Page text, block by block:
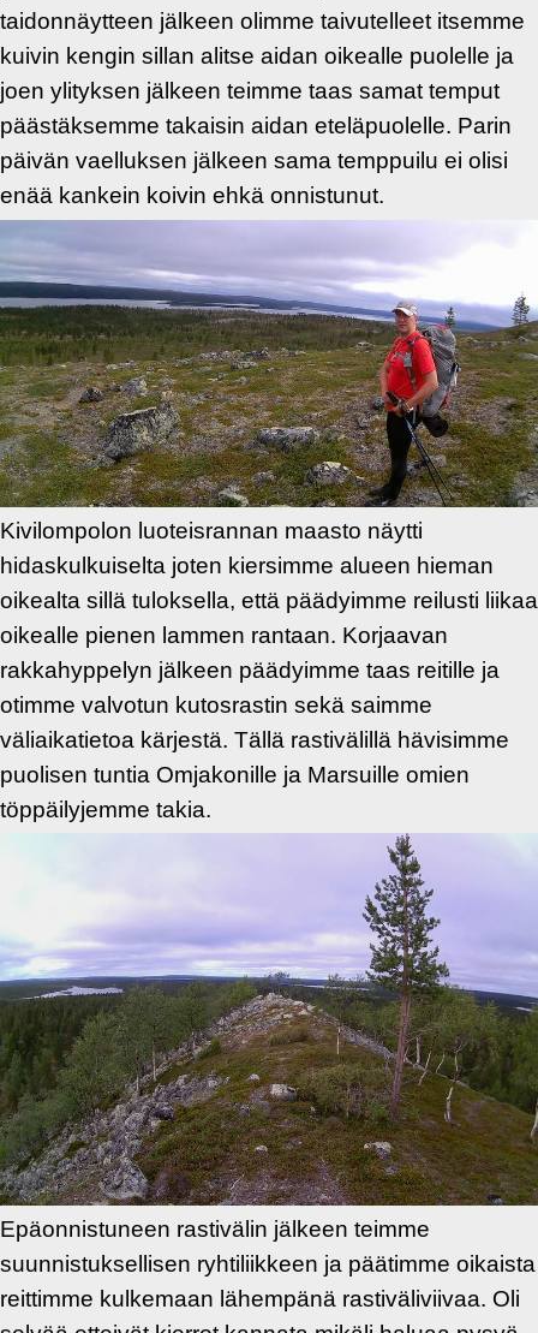
taidonnäytteen jälkeen olimme taivutelleet itsemme
kuivin kengin sillan alitse aidan oikealle puolelle ja
joen ylityksen jälkeen teimme taas samat temput
päästäksemme takaisin aidan eteläpuolelle. Parin
päivän vaelluksen jälkeen sama temppuilu ei olisi
enää kankein koivin ehkä onnistunut.
Kivilompolon luoteisrannan maasto näytti
hidaskulkuiselta joten kiersimme alueen hieman
oikealta sillä tuloksella, että päädyimme reilusti liikaa
oikealle pienen lammen rantaan. Korjaavan
rakkahyppelyn jälkeen päädyimme taas reitille ja
otimme valvotun kutosrastin sekä saimme
väliaikatietoa kärjestä. Tällä rastivälillä hävisimme
puolisen tuntia Omjakonille ja Marsuille omien
töppäilyjemme takia.
Epäonnistuneen rastivälin jälkeen teimme
suunnistuksellisen ryhtiliikkeen ja päätimme oikaista
reittimme kulkemaan lähempänä rastiväliviivaa. Oli